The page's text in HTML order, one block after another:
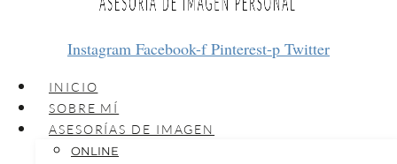
Instagram Facebook-f Pinterest-p Twitter
INICIO
SOBRE MÍ
ASESORÍAS DE IMAGEN
ONLINE